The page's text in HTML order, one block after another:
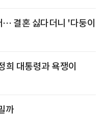
결혼 싫다더니 '다둥이
대통령과 욕쟁이
까